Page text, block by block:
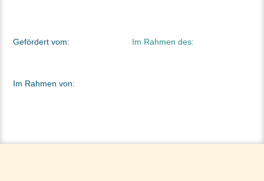
Gefördert vom: Im Rahmen des:
Im Rahmen von: